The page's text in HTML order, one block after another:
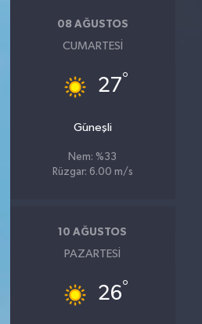
08 AĞUSTOS
CUMARTESI
27°
Güneşli
Nem: %33
Rüzgar: 6.00 m/s
10 AĞUSTOS
PAZARTESI
26°